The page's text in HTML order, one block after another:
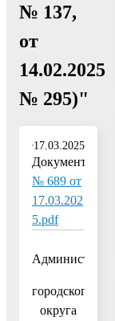
№ 137,
от
14.02.2025
№ 295)"
17.03.2025
Документ:
№ 689 от
17.03.202
5.pdf
Администрация
городского
округа